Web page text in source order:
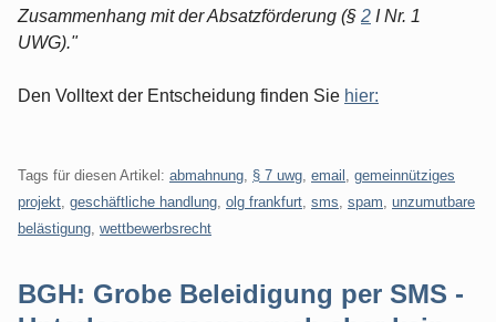
Zusammenhang mit der Absatzförderung (§ 2 I Nr. 1
UWG)."
Den Volltext der Entscheidung finden Sie hier:
Tags für diesen Artikel: abmahnung § 7 uwg email
gemeinnütziges
projekt geschäftliche handlung olg frankfurt sms spam unzumutbare
belästigung wettbewerbsrecht
BGH: Grobe Beleidigung per SMS -